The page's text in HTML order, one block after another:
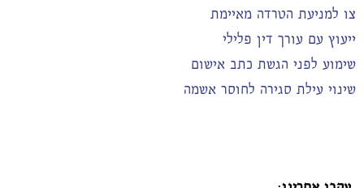
צו למניעת הטרדה מאיימת
ייעוץ עם עורך דין פלילי
שימוע לפני הגשת כתב אישום
שינוי עילת סגירה לחוסר אשמה